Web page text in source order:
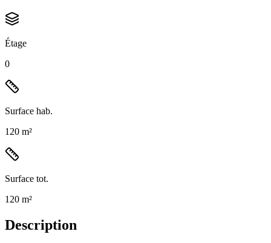
Étage
0
Surface hab.
120 m²
Surface tot.
120 m²
Description